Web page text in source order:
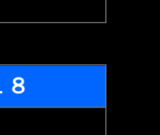
８